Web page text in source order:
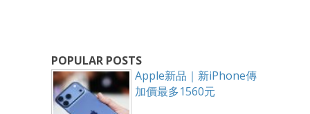
POPULAR POSTS
Apple新品｜新iPhone傳
加價最多1560元